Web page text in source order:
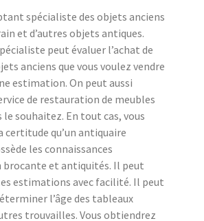
spécialiste des objets anciens
et d’autres objets antiques.
peut évaluer l’achat de
anciens que vous voulez vendre
estimation. On peut aussi
de restauration de meubles
le souhaitez. En tout cas, vous
certitude qu’un antiquaire
les connaissances
brocante et antiquités. Il peut
estimations avec facilité. Il peut
l’âge des tableaux
trouvailles. Vous obtiendrez